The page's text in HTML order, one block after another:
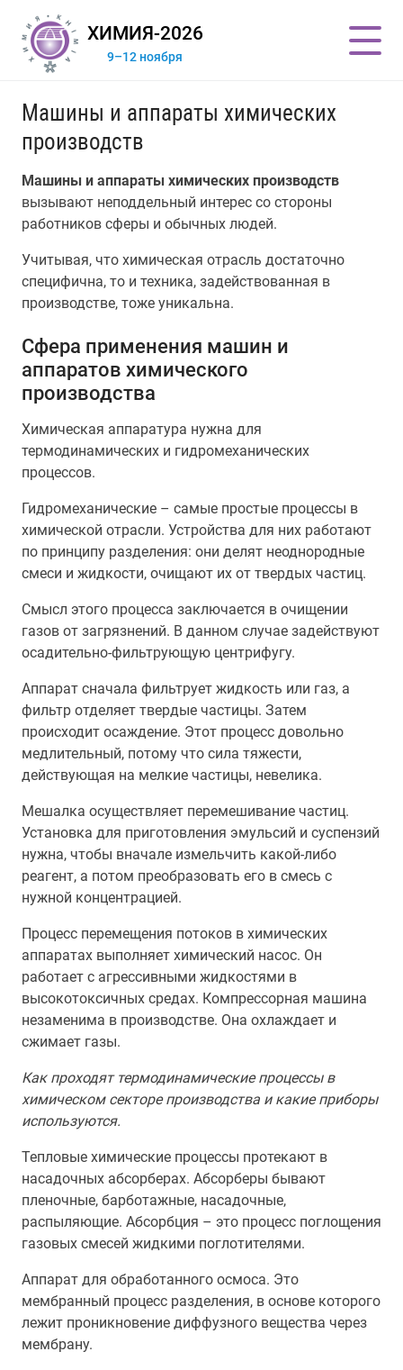
ХИМИЯ-2026
9–12 ноября
Машины и аппараты химических
производств
Машины и аппараты химических производств
вызывают неподдельный интерес со стороны
работников сферы и обычных людей.
Учитывая, что химическая отрасль достаточно
специфична, то и техника, задействованная в
производстве, тоже уникальна.
Сфера применения машин и
аппаратов химического
производства
Химическая аппаратура нужна для
термодинамических и гидромеханических
процессов.
Гидромеханические – самые простые процессы в
химической отрасли. Устройства для них работают
по принципу разделения: они делят неоднородные
смеси и жидкости, очищают их от твердых частиц.
Смысл этого процесса заключается в очищении
газов от загрязнений. В данном случае задействуют
осадительно-фильтрующую центрифугу.
Аппарат сначала фильтрует жидкость или газ, а
фильтр отделяет твердые частицы. Затем
происходит осаждение. Этот процесс довольно
медлительный, потому что сила тяжести,
действующая на мелкие частицы, невелика.
Мешалка осуществляет перемешивание частиц.
Установка для приготовления эмульсий и суспензий
нужна, чтобы вначале измельчить какой-либо
реагент, а потом преобразовать его в смесь с
нужной концентрацией.
Процесс перемещения потоков в химических
аппаратах выполняет химический насос. Он
работает с агрессивными жидкостями в
высокотоксичных средах. Компрессорная машина
незаменима в производстве. Она охлаждает и
сжимает газы.
Как проходят термодинамические процессы в
химическом секторе производства и какие приборы
используются.
Тепловые химические процессы протекают в
насадочных абсорберах. Абсорберы бывают
пленочные, барботажные, насадочные,
распыляющие. Абсорбция – это процесс поглощения
газовых смесей жидкими поглотителями.
Аппарат для обработанного осмоса. Это
мембранный процесс разделения, в основе которого
лежит проникновение диффузного вещества через
мембрану.